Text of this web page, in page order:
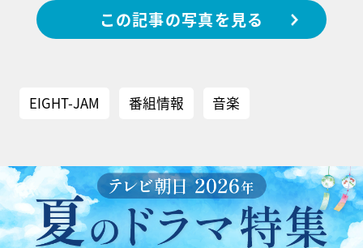
この記事の写真を見る
EIGHT-JAM 番組情報 音楽